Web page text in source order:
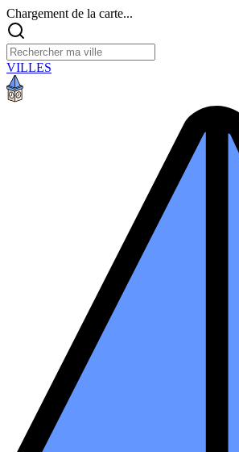
Chargement de la carte...
VILLES